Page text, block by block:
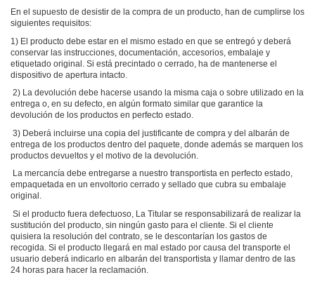
En el supuesto de desistir de la compra de un producto, han de cumplirse los
siguientes requisitos:
1) El producto debe estar en el mismo estado en que se entregó y deberá
conservar las instrucciones, documentación, accesorios, embalaje y
etiquetado original. Si está precintado o cerrado, ha de mantenerse el
dispositivo de apertura intacto.
2) La devolución debe hacerse usando la misma caja o sobre utilizado en la
entrega o, en su defecto, en algún formato similar que garantice la
devolución de los productos en perfecto estado.
3) Deberá incluirse una copia del justificante de compra y del albarán de
entrega de los productos dentro del paquete, donde además se marquen los
productos devueltos y el motivo de la devolución.
La mercancía debe entregarse a nuestro transportista en perfecto estado,
empaquetada en un envoltorio cerrado y sellado que cubra su embalaje
original.
Si el producto fuera defectuoso, La Titular se responsabilizará de realizar la
sustitución del producto, sin ningún gasto para el cliente. Si el cliente
quisiera la resolución del contrato, se le descontarían los gastos de
recogida. Si el producto llegará en mal estado por causa del transporte el
usuario deberá indicarlo en albarán del transportista y llamar dentro de las
24 horas para hacer la reclamación.